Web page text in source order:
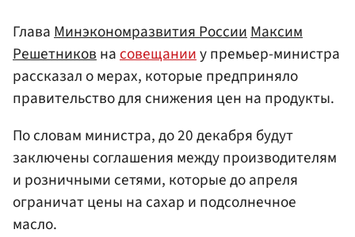
ГлаваМинэкономразвития РоссииМаксим
Решетниковнасовещанииу премьер-министра
рассказал о мерах, которые предприняло
правительство для снижения цен на продукты.
По словам министра, до 20 декабря будут
заключены соглашения между производителям
и розничными сетями, которые до апреля
ограничат цены на сахар и подсолнечное
масло.